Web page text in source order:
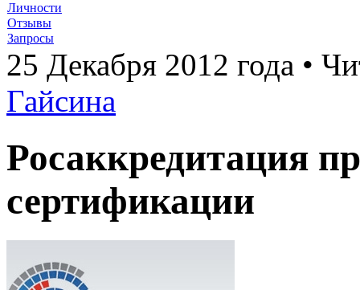
Личности
Отзывы
Запросы
25 Декабря 2012 года •
Гайсина
Росаккредитация
сертификации